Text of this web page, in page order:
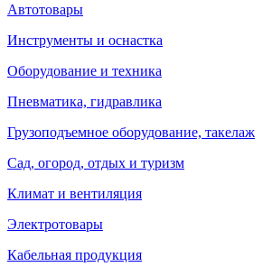
Автотовары
Инструменты и оснастка
Оборудование и техника
Пневматика, гидравлика
Грузоподъемное оборудование, такелаж
Сад, огород, отдых и туризм
Климат и вентиляция
Электротовары
Кабельная продукция